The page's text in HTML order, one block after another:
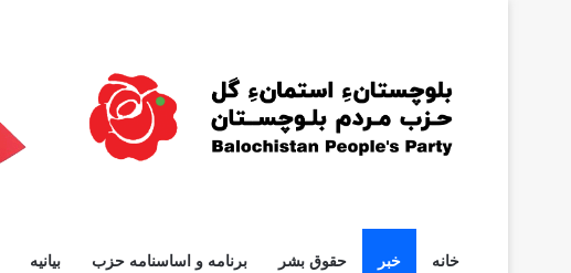
خانه خبر حقوق بشر برنامه و اساسنامه حزب بیانیه